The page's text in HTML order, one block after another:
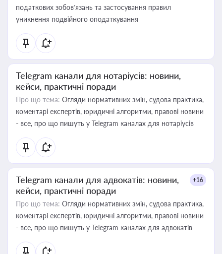
податкових зобов’язань та застосування правил
уникнення подвійного оподаткування
Telegram канали для нотаріусів: новини,
кейси, практичні поради
Про що тема: Огляди нормативних змін, судова практика,
коментарі експертів, юридичні алгоритми, правові новини
- все, про що пишуть у Telegram каналах для нотаріусів
Telegram канали для адвокатів: новини,
кейси, практичні поради
+16
Про що тема: Огляди нормативних змін, судова практика,
коментарі експертів, юридичні алгоритми, правові новини
- все, про що пишуть у Telegram каналах для адвокатів